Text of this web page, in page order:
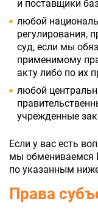
и поставщики
любой
регулирования,
суд, если мы
применимому
акту либо по их
любой
учрежденные
Если у вас есть
мы обмениваемся
по указанным
Права